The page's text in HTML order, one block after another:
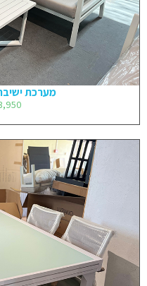
מערכת